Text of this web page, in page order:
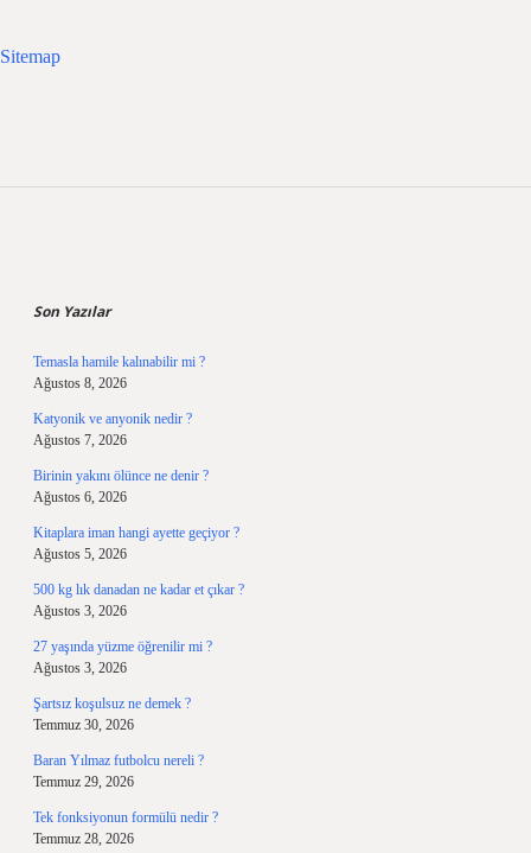
Sitemap
Son Yazılar
Temasla hamile kalınabilir mi ?
Ağustos 8, 2026
Katyonik ve anyonik nedir ?
Ağustos 7, 2026
Birinin yakını ölünce ne denir ?
Ağustos 6, 2026
Kitaplara iman hangi ayette geçiyor ?
Ağustos 5, 2026
500 kg lık danadan ne kadar et çıkar ?
Ağustos 3, 2026
27 yaşında yüzme öğrenilir mi ?
Ağustos 3, 2026
Şartsız koşulsuz ne demek ?
Temmuz 30, 2026
Baran Yılmaz futbolcu nereli ?
Temmuz 29, 2026
Tek fonksiyonun formülü nedir ?
Temmuz 28, 2026